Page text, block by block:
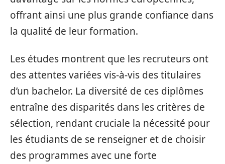
offrant ainsi une plus grande confiance dans
la qualité de leur formation.
Les études montrent que les recruteurs ont
des attentes variées vis-à-vis des titulaires
d’un bachelor. La diversité de ces diplômes
entraîne des disparités dans les critères de
sélection, rendant cruciale la nécessité pour
les étudiants de se renseigner et de choisir
des programmes avec une forte